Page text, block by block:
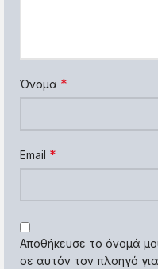
Όνομα *
Email *
Αποθήκευσε το όνομά
σε αυτόν τον πλοηγό